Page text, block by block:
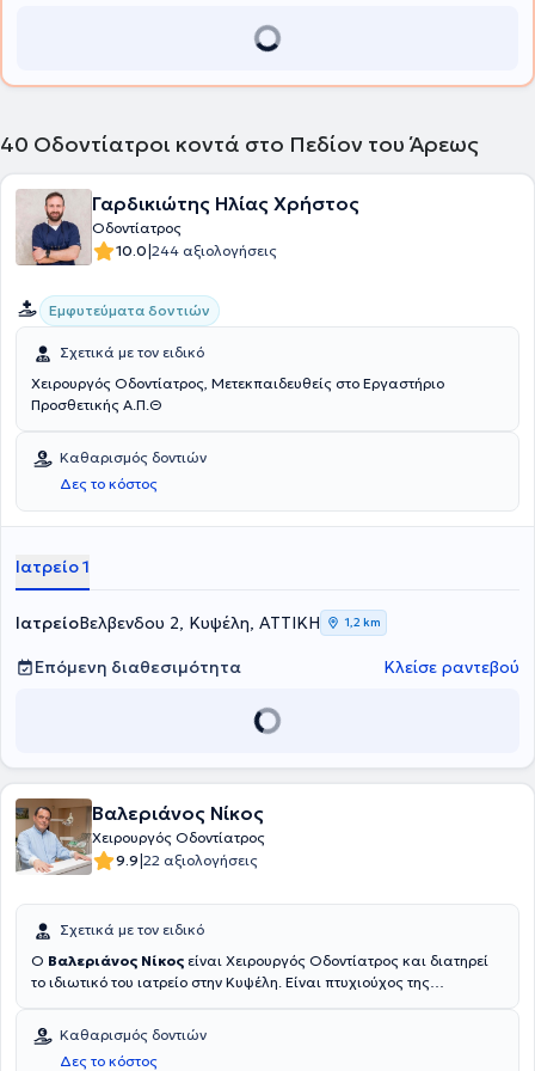
40 Οδοντίατροι κοντά στο Πεδίον του Άρεως
Γαρδικιώτης Ηλίας Χρήστος
Οδοντίατρος
10.0|244 αξιολογήσεις
Εμφυτεύματα δοντιών
Σχετικά με τον ειδικό
Χειρουργός Οδοντίατρος, Μετεκπαιδευθείς στο Εργαστήριο
Προσθετικής Α.Π.Θ
Καθαρισμός δοντιών
Δες το κόστος
Ιατρείο 1
ΙατρείοΒελβενδου 2, Κυψέλη, ΑΤΤΙΚΗ 1,2 km
Επόμενη διαθεσιμότητα Κλείσε ραντεβού
Βαλεριάνος Νίκος
Χειρουργός Οδοντίατρος
9.9|22 αξιολογήσεις
Σχετικά με τον ειδικό
Ο Βαλεριάνος Νίκος είναι Χειρουργός Οδοντίατρος και διατηρεί
το ιδιωτικό του ιατρείο στην Κυψέλη. Είναι πτυχιούχος της
Σωμάτων (ΣΣΑΣ) και του Αριστοτελείου Πανεπιστημίου
Θεσσαλονίκης και διατελεί Διευθυντής του Τμήματος
Καθαρισμός δοντιών
Δες το κόστος